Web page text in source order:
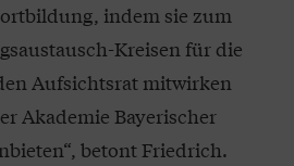
indem sie zum
Kreisen für die
Aufsichtsrat mitwirken
Akademie Bayerischer
betont Friedrich.